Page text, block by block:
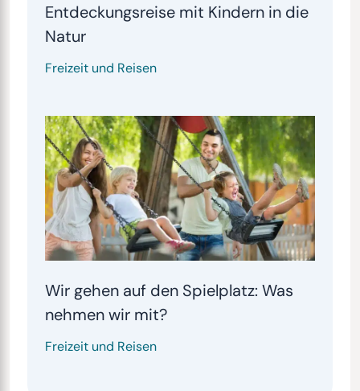
Entdeckungsreise mit Kindern in die
Natur
Freizeit und Reisen
Wir gehen auf den Spielplatz: Was
nehmen wir mit?
Freizeit und Reisen